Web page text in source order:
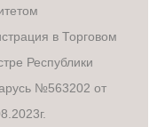
в Торговом
Республики
№563202 от